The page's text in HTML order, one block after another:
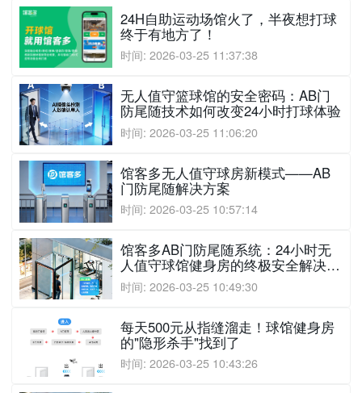
24H自助运动场馆火了，半夜想打球
终于有地方了！
时间: 2026-03-25 11:37:38
无人值守篮球馆的安全密码：AB门
防尾随技术如何改变24小时打球体验
时间: 2026-03-25 11:06:20
馆客多无人值守球房新模式——AB
门防尾随解决方案
时间: 2026-03-25 10:57:14
馆客多AB门防尾随系统：24小时无
人值守球馆健身房的终极安全解决方
案
时间: 2026-03-25 10:49:30
每天500元从指缝溜走！球馆健身房
的"隐形杀手"找到了
时间: 2026-03-25 10:43:26